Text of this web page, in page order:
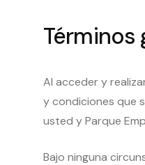
Términos
Al acceder y
y condiciones que
usted y Parque
Bajo ninguna